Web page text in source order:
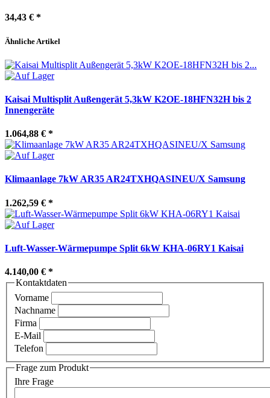
34,43 € *
Ähnliche Artikel
Kaisai Multisplit Außengerät 5,3kW K2OE-18HFN32H bis 2
Innengeräte
1.064,88 € *
Klimaanlage 7kW AR35 AR24TXHQASINEU/X Samsung
1.262,59 € *
Luft-Wasser-Wärmepumpe Split 6kW KHA-06RY1 Kaisai
4.140,00 € *
Kontaktdaten
Vorname
Nachname
Firma
E-Mail
Telefon
Frage zum Produkt
Ihre Frage